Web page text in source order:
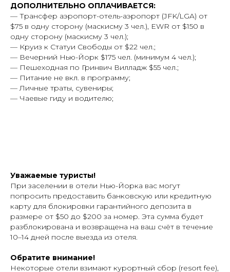
ДОПОЛНИТЕЛЬНО ОПЛАЧИВАЕТСЯ:
— Трансфер аэропорт-отель-аэропорт (JFK/LGA) от
$75 в одну сторону (маскисму 3 чел.), EWR от $150 в
одну сторону (маскисму 3 чел.);
— Круиз к Статуи Свободы от $22 чел.;
— Вечерний Нью-Йорк $175 чел. (минимум 4 чел.);
— Пешеходная по Гринвич Вилладж $55 чел.;
— Питание не вкл. в программу;
— Личные траты, сувениры;
— Чаевые гиду и водителю;
Уважаемые туристы!
При заселении в отели Нью-Йорка вас могут
попросить предоставить банковскую или кредитную
карту для блокировки гарантийного депозита в
размере от $50 до $200 за номер. Эта сумма будет
разблокирована и возвращена на ваш счёт в течение
10–14 дней после выезда из отеля.
Обратите внимание!
Некоторые отели взимают курортный сбор (resort fee),